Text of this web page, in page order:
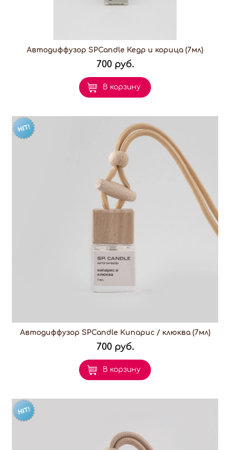
Автодиффузор SPCandle Кедр и корица (7мл)
700 руб.
В корзину
Автодиффузор SPCandle Кипарис / клюква (7мл)
700 руб.
В корзину